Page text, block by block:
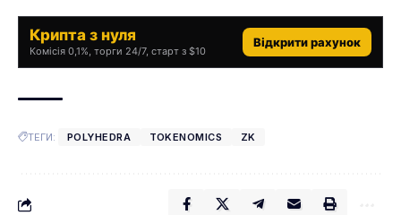
Крипта з нуля
Комісія 0,1%, торги 24/7, старт з $10
Відкрити рахунок
ТЕГИ: POLYHEDRA TOKENOMICS ZK